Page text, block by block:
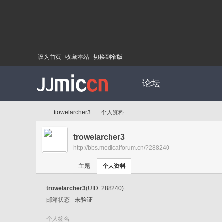
设为首页 收藏本站 切换到窄版
论坛
›
trowelarcher3 个人资料
trowelarcher3
http://bbs.medicalforum.cn/?288240
主题 个人资料
trowelarcher3(UID: 288240)
邮箱状态
未验证
个人签名